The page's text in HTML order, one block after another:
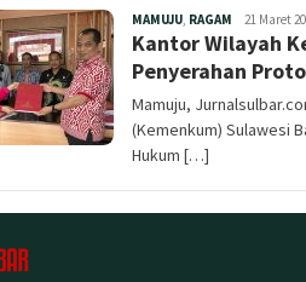
MAMUJU, RAGAM Redaksi
21 Maret
Kantor Wilayah
Penyerahan
Mamuju,
(Kemenkum) Sulawesi
Hukum […]